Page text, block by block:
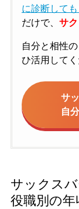
に診断しても
だけで、 サ
自分と相性
ひ活用してく
サ
自
サックス
役職別の年